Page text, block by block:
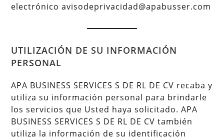
electrónico avisodeprivacidad@apabusser.com
UTILIZACIÓN DE SU INFORMACIÓN
PERSONAL
APA BUSINESS SERVICES S DE RL DE CV recaba y
utiliza su información personal para brindarle
los servicios que Usted haya solicitado. APA
BUSINESS SERVICES S DE RL DE CV también
utiliza la información de su identificación